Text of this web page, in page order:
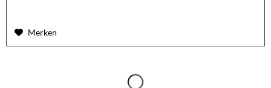
Merken